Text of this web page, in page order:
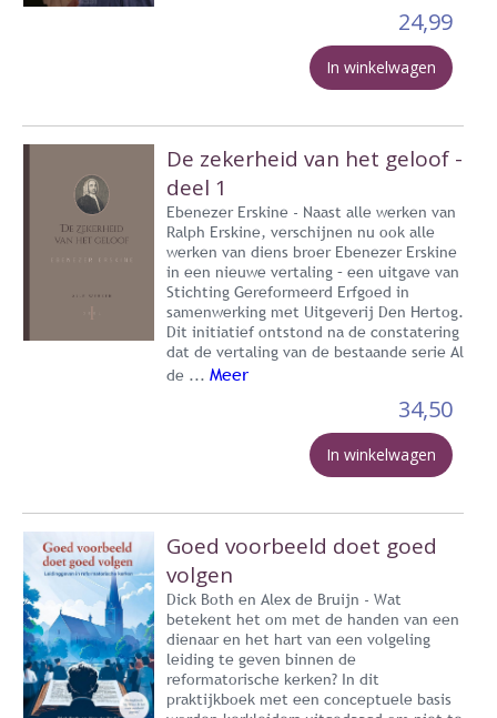
24,99
In winkelwagen
De zekerheid van het geloof -
deel 1
Ebenezer Erskine - Naast alle werken van
Ralph Erskine, verschijnen nu ook alle
werken van diens broer Ebenezer Erskine
in een nieuwe vertaling – een uitgave van
Stichting Gereformeerd Erfgoed in
samenwerking met Uitgeverij Den Hertog.
Dit initiatief ontstond na de constatering
dat de vertaling van de bestaande serie Al
de ... Meer
34,50
In winkelwagen
Goed voorbeeld doet goed
volgen
Dick Both en Alex de Bruijn - Wat
betekent het om met de handen van een
dienaar en het hart van een volgeling
leiding te geven binnen de
reformatorische kerken? In dit
praktijkboek met een conceptuele basis